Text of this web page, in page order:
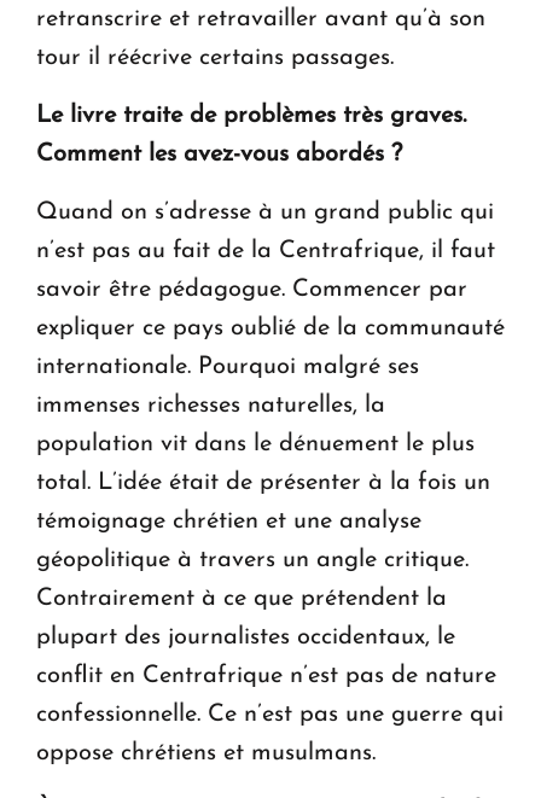
retranscrire et retravailler avant qu’à son
tour il réécrive certains passages.
Le livre traite de problèmes très graves.
Comment les avez-vous abordés ?
Quand on s’adresse à un grand public qui
n’est pas au fait de la Centrafrique, il faut
savoir être pédagogue. Commencer par
expliquer ce pays oublié de la communauté
internationale. Pourquoi malgré ses
immenses richesses naturelles, la
population vit dans le dénuement le plus
total. L’idée était de présenter à la fois un
témoignage chrétien et une analyse
géopolitique à travers un angle critique.
Contrairement à ce que prétendent la
plupart des journalistes occidentaux, le
conflit en Centrafrique n’est pas de nature
confessionnelle. Ce n’est pas une guerre qui
oppose chrétiens et musulmans.